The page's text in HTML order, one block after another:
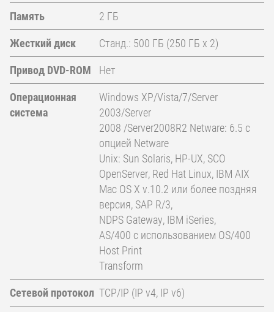
Память 2 ГБ
Жесткий диск Станд.: 500 ГБ (250 ГБ x 2)
Привод DVD-ROM Нет
Операционная
система
Windows XP/Vista/7/Server
2003/Server
2008 /Server2008R2 Netware: 6.5 с
опцией Netware
Unix: Sun Solaris, HP-UX, SCO
OpenServer, Red Hat Linux, IBM AIX
Mac OS X v.10.2 или более поздняя
версия, SAP R/3,
NDPS Gateway, IBM iSeries,
AS/400 с использованием OS/400
Host Print
Transform
Сетевой протокол TCP/IP (IP v4, IP v6)